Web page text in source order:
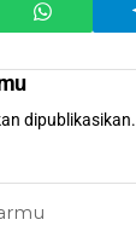
dipublikasikan.